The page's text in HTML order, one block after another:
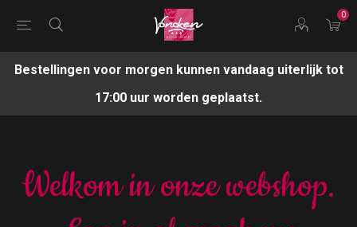
0
Bestellingen voor morgen kunnen vandaag uiterlijk tot
17:00 uur worden geplaatst.
Welkom in onze webshop.